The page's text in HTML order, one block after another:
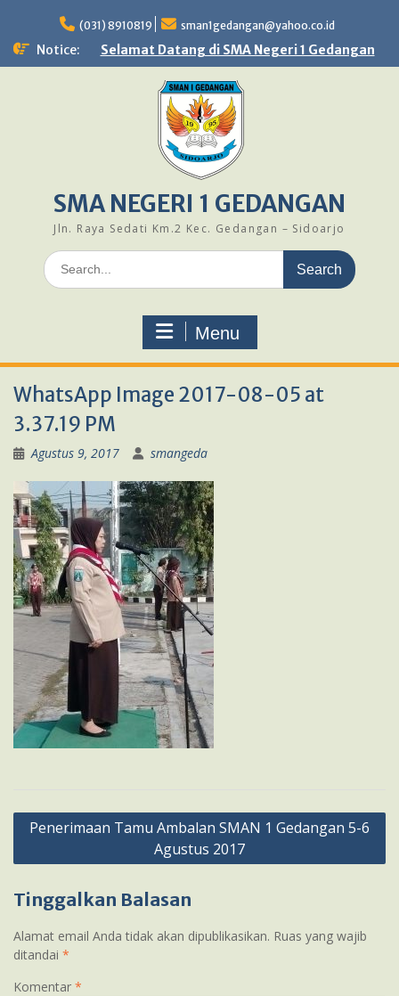
content
(031) 8910819 sman1gedangan@yahoo.co.id
Notice: Selamat Datang di SMA Negeri 1 Gedangan
SMA NEGERI 1 GEDANGAN
Jln. Raya Sedati Km.2 Kec. Gedangan – Sidoarjo
Search
for:
Menu
WhatsApp Image 2017-08-05 at
3.37.19 PM
Agustus 9, 2017 smangeda
Navigasi
Penerimaan Tamu Ambalan SMAN 1 Gedangan 5-6
Agustus 2017
Tinggalkan Balasan
Alamat email Anda tidak akan dipublikasikan. Ruas yang wajib
ditandai *
Komentar *